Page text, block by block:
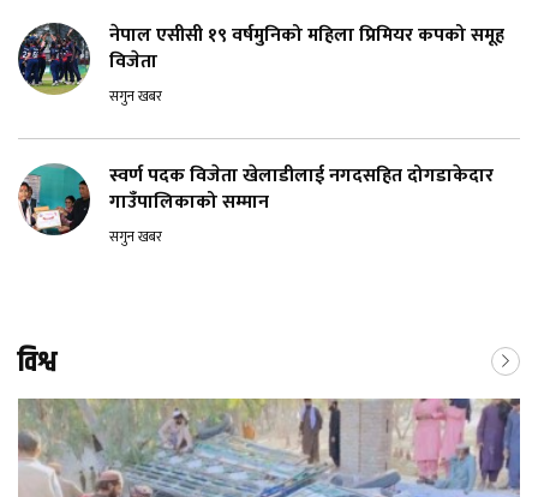
नेपाल एसीसी १९ वर्षमुनिको महिला प्रिमियर कपको समूह
विजेता
सगुन खबर
स्वर्ण पदक विजेता खेलाडीलाई नगदसहित दोगडाकेदार
गाउँपालिकाको सम्मान
सगुन खबर
विश्व